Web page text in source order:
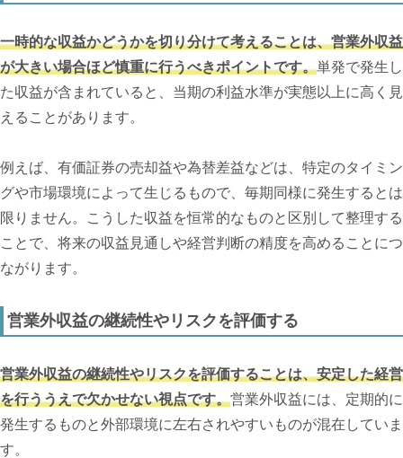
一時的な収益かどうかを切り分けて考えることは、営業外収益
が大きい場合ほど慎重に行うべきポイントです。単発で発生し
た収益が含まれていると、当期の利益水準が実態以上に高く見
えることがあります。
例えば、有価証券の売却益や為替差益などは、特定のタイミン
グや市場環境によって生じるもので、毎期同様に発生するとは
限りません。こうした収益を恒常的なものと区別して整理する
ことで、将来の収益見通しや経営判断の精度を高めることにつ
ながります。
営業外収益の継続性やリスクを評価する
営業外収益の継続性やリスクを評価することは、安定した経営
を行ううえで欠かせない視点です。営業外収益には、定期的に
発生するものと外部環境に左右されやすいものが混在していま
す。